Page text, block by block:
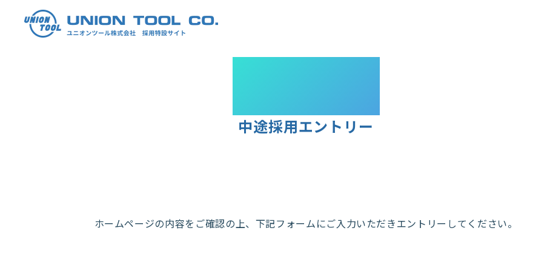
中途採用エントリー
ホームページの内容をご確認の上、下記フォームにご入力いただきエントリーしてください。